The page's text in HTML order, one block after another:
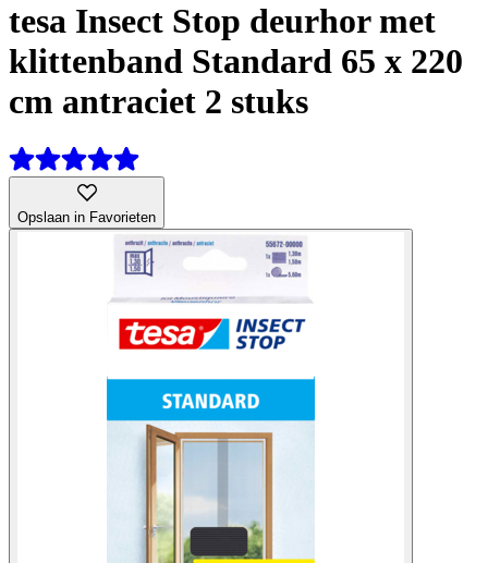
tesa Insect Stop deurhor met
klittenband Standard 65 x 220
cm antraciet 2 stuks
Opslaan in Favorieten